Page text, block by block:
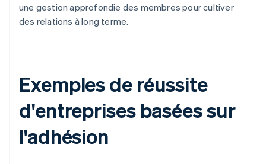
une gestion approfondie des membres pour cultiver
des relations à long terme.
Exemples de réussite
d'entreprises basées sur
l'adhésion